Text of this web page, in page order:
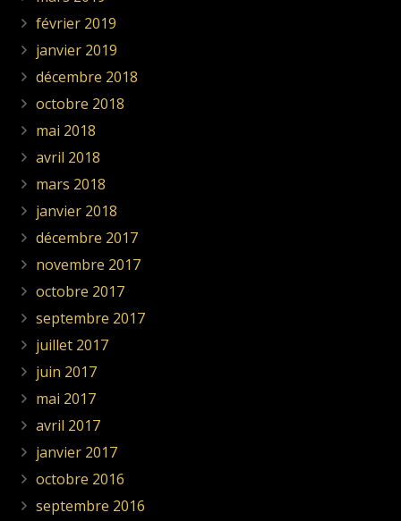
février 2019
janvier 2019
décembre 2018
octobre 2018
mai 2018
avril 2018
mars 2018
janvier 2018
décembre 2017
novembre 2017
octobre 2017
septembre 2017
juillet 2017
juin 2017
mai 2017
avril 2017
janvier 2017
octobre 2016
septembre 2016